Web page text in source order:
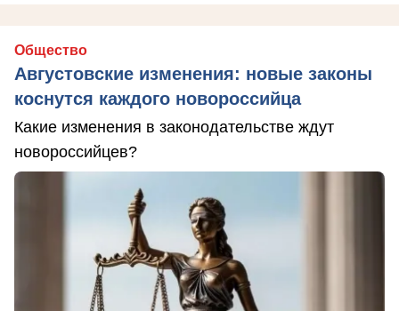
Общество
Августовские изменения: новые законы
коснутся каждого новороссийца
Какие изменения в законодательстве ждут
новороссийцев?